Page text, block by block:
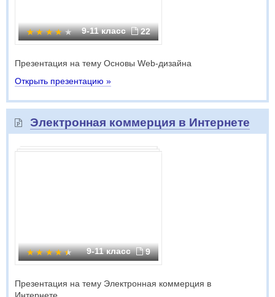
9-11 класс 22
Презентация на тему Основы Web-дизайна
Открыть презентацию »
Электронная коммерция в Интернете
9-11 класс 9
Презентация на тему Электронная коммерция в